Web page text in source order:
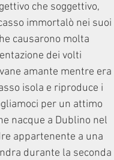
che soggettivo,
immortalò nei suoi
causarono molta
dei volti
amante mentre era
isola e riproduce i
per un attimo
nacque a Dublino nel
appartenente a una
durante la seconda